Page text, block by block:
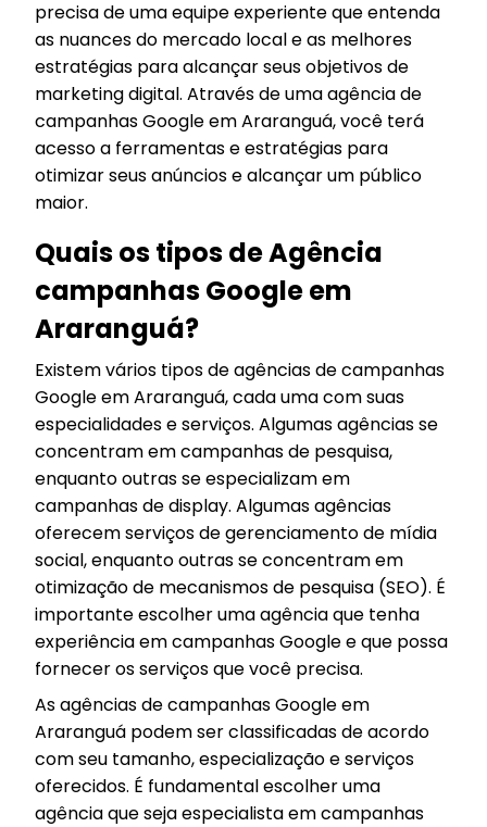
precisa de uma equipe experiente que entenda
as nuances do mercado local e as melhores
estratégias para alcançar seus objetivos de
marketing digital. Através de uma agência de
campanhas Google em Araranguá, você terá
acesso a ferramentas e estratégias para
otimizar seus anúncios e alcançar um público
maior.
Quais os tipos de Agência
campanhas Google em
Araranguá?
Existem vários tipos de agências de campanhas
Google em Araranguá, cada uma com suas
especialidades e serviços. Algumas agências se
concentram em campanhas de pesquisa,
enquanto outras se especializam em
campanhas de display. Algumas agências
oferecem serviços de gerenciamento de mídia
social, enquanto outras se concentram em
otimização de mecanismos de pesquisa (SEO). É
importante escolher uma agência que tenha
experiência em campanhas Google e que possa
fornecer os serviços que você precisa.
As agências de campanhas Google em
Araranguá podem ser classificadas de acordo
com seu tamanho, especialização e serviços
oferecidos. É fundamental escolher uma
agência que seja especialista em campanhas